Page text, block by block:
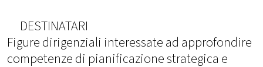
DESTINATARI
Figure dirigenziali interessate ad approfondire
competenze di pianificazione strategica e